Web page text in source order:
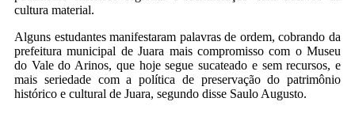
cultura material.
Alguns estudantes manifestaram palavras de ordem, cobrando da
prefeitura municipal de Juara mais compromisso com o Museu
do Vale do Arinos, que hoje segue sucateado e sem recursos, e
mais seriedade com a política de preservação do patrimônio
histórico e cultural de Juara, segundo disse Saulo Augusto.